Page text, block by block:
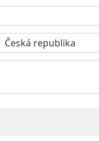
Česká republika